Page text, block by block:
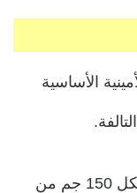
الأساسية
وقد تصل نسبة البروتينات إلى 30 جم لكل 150 جم من